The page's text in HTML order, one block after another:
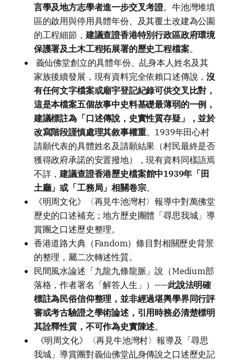
言學及地方志學者進一步交叉考證。牛池灣堆填
區的啟用與停用具體年份、及其覆土改建為公園
的工程細節， 建議查證香港特別行政區政府環境
保護署及土木工程拓展署的歷史工程檔案。
義仙佛堂創立的具體年份、乩身本人姓名及其
家族後續發展，現有資料完全依賴口述傳說，沒
有任何文字檔案或廟宇登記紀錄可供交叉比對，
這是本檔案五個故事中史料基礎最薄弱的一例，
建議標註為「口述傳說，史實性質存疑」，並於
改寫階段謹慎處理其敘事權重。1939年田心村
請願代表的具體姓名及請願結果（村民最終是否
獲得政府承諾的安置撥地），現有資料同樣語焉
不詳，建議查證香港歷史檔案館中1939年「田
土廳」或「工務局」相關卷宗。
《明周文化》〈再見牛池灣村〉報導中對萬佛堂
歷史的口述補充；地方歷史團體「尋思我城」導
賞團之口述歷史整理。
香港道路大典（Fandom）條目對相關歷史背景
的整理，屬二次轉述性質。
民間風水論述「九龍九條龍脈」說（Medium部
落格，作者署名「解答人生」）——此說法明確
標註為民俗信仰整理，並非經過堪輿學界同行評
審或考古驗證之學術論述，引用時務必清楚標明
其詮釋性質，不可作為史實陳述。
《明周文化》〈再見牛池灣村〉報導及「尋思
我城」導賞團對義仙佛堂乩身傳說之口述歷史記